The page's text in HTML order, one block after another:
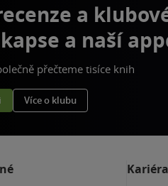
a
a naší
přečteme tisíce knih
Více o klubu